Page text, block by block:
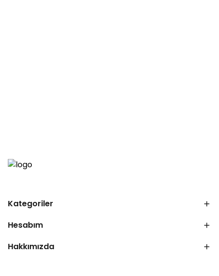
Kategoriler
Hesabım
Hakkımızda